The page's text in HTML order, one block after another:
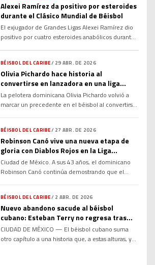
Alexei Ramírez da positivo por esteroides
durante el Clásico Mundial de Béisbol
El exjugador de Grandes Ligas Alexei Ramírez dio
positivo por cuatro esteroides anabólicos durante
Internacional de Controles. El caso provocó
impacto en el béisbol internacional por tratarse de
una figura reconocida y por ocurrir en uno de los
torneos más […]
BÉISBOL DEL CARIBE/ 29 ABR. DE 2026
Olivia Pichardo hace historia al
convertirse en lanzadora en una liga
masculina en República Dominicana
La pelotera dominicana Olivia Pichardo volvió a
marcar un precedente en el béisbol al convertirse
histórico a una trayectoria que ya la ha colocado
como referente del deporte femenino en la
región. Pichardo, reconocida por ser la primera
mujer en formar parte […]
BÉISBOL DEL CARIBE/ 27 ABR. DE 2026
Robinson Canó vive una nueva etapa de
gloria con Diablos Rojos en la Liga
Mexicana
Ciudad de México. A sus 43 años, el dominicano
Robinson Canó continúa demostrando que el
disfrutando al máximo su experiencia con los
Diablos Rojos del México, organización con la que
disputa su tercera temporada en la Liga Mexicana
de Béisbol. Canó […]
BÉISBOL DEL CARIBE/ 2 ABR. DE 2026
Nuevo abandono sacude al béisbol
cubano: Esteban Terry no regresa tras
torneo en México
CIUDAD DE MÉXICO — El béisbol cubano suma
otro capítulo a una historia que, a estas alturas, ya